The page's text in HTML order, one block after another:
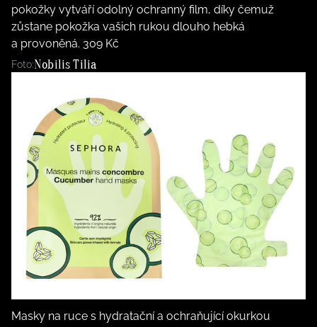
pokožky vytváří odolný ochranný film, díky čemuž
zůstane pokožka vašich rukou dlouho hebká
a provoněná. 309 Kč
Foto:Nobilis Tilia
Masky na ruce s hydratační a ochraňující okurkou